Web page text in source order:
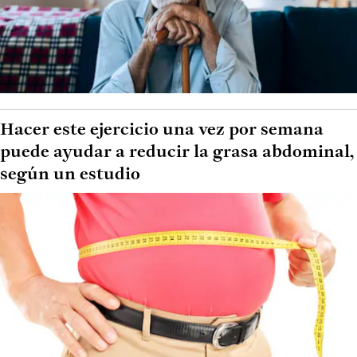
Hacer este ejercicio una vez por semana
puede ayudar a reducir la grasa abdominal,
según un estudio